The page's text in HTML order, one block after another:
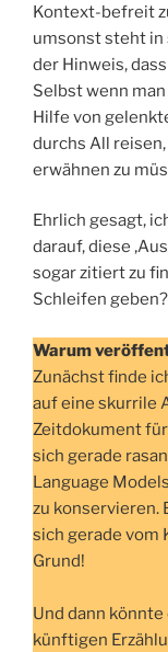
Kontext-befreit
umsonst steht in
der Hinweis,
Selbst wenn
Hilfe von
durchs All
erwähnen zu
Ehrlich gesagt,
darauf, diese
sogar zitiert zu
Schleifen
Warum
Zunächst finde
auf eine skurrile
Zeitdokument
sich gerade
Language
zu konservieren.
sich gerade vom
Grund!
Und dann
künftigen